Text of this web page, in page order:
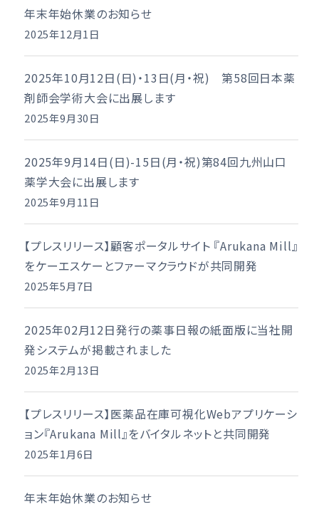
年末年始休業のお知らせ
2025年12月1日
2025年10月12日(日)・13日(月・祝) 第58回日本薬
剤師会学術大会に出展します
2025年9月30日
2025年9月14日(日)-15日(月・祝)第84回九州山口
薬学大会に出展します
2025年9月11日
【プレスリリース】顧客ポータルサイト 『Arukana Mill』
をケーエスケーとファーマクラウドが共同開発
2025年5月7日
2025年02月12日発行の薬事日報の紙面版に当社開
発システムが掲載されました
2025年2月13日
【プレスリリース】医薬品在庫可視化Webアプリケーシ
ョン『Arukana Mill』をバイタルネットと共同開発
2025年1月6日
年末年始休業のお知らせ